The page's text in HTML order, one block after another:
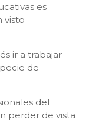
es
visto
ir a trabajar —
de
del
perder de vista